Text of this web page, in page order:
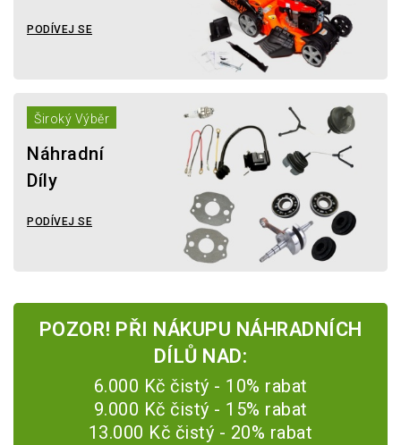
PODÍVEJ SE
Široký Výběr
Náhradní
Díly
PODÍVEJ SE
POZOR! PŘI NÁKUPU NÁHRADNÍCH
DÍLŮ NAD:
6.000 Kč čistý - 10% rabat
9.000 Kč čistý - 15% rabat
13.000 Kč čistý - 20% rabat